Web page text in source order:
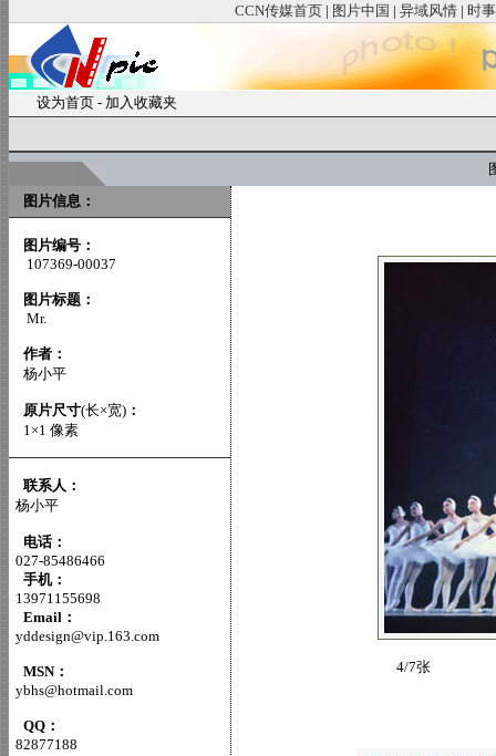
CCN传媒首页 | 图片中国 | 异域风情 | 时
设为首页 - 加入收藏夹
图片信息：
图片编号：
107369-00037
图片标题：
Mr.
作者：
杨小平
原片尺寸(长×宽) ：
1×1 像素
联系人：
杨小平
电话：
027-85486466
手机：
13971155698
Email：
yddesign@vip.163.com
MSN：
ybhs@hotmail.com
QQ：
82877188
4/7张